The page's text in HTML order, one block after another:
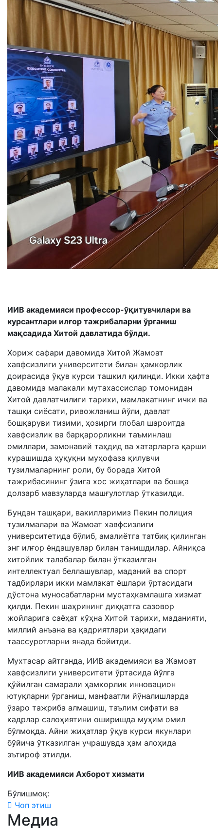
ИИВ академияси профессор-ўқитувчилари ва
курсантлари илғор тажрибаларни ўрганиш
мақсадида Хитой давлатида бўлди.
Хориж сафари давомида Хитой Жамоат
хавфсизлиги университети билан ҳамкорлик
доирасида ўқув курси ташкил қилинди. Икки ҳафта
давомида малакали мутахассислар томонидан
Хитой давлатчилиги тарихи, мамлакатнинг ички ва
ташқи сиёсати, ривожланиш йўли, давлат
бошқаруви тизими, ҳозирги глобал шароитда
хавфсизлик ва барқарорликни таъминлаш
омиллари, замонавий таҳдид ва хатарларга қарши
курашишда ҳуқуқни муҳофаза қилувчи
тузилмаларнинг роли, бу борада Хитой
тажрибасининг ўзига хос жиҳатлари ва бошқа
долзарб мавзуларда машғулотлар ўтказилди.
Бундан ташқари, вакилларимиз Пекин полиция
тузилмалари ва Жамоат хавфсизлиги
университетида бўлиб, амалиётга татбиқ қилинган
энг илғор ёндашувлар билан танишдилар. Айниқса
хитойлик талабалар билан ўтказилган
интеллектуал беллашувлар, маданий ва спорт
тадбирлари икки мамлакат ёшлари ўртасидаги
дўстона муносабатларни мустаҳкамлашга хизмат
қилди. Пекин шаҳрининг диққатга сазовор
жойларига саёҳат кўҳна Хитой тарихи, маданияти,
миллий анъана ва қадриятлари ҳақидаги
таассуротларни янада бойитди.
Мухтасар айтганда, ИИВ академияси ва Жамоат
хавфсизлиги университети ўртасида йўлга
қўйилган самарали ҳамкорлик инновацион
ютуқларни ўрганиш, манфаатли йўналишларда
ўзаро тажриба алмашиш, таълим сифати ва
кадрлар салоҳиятини оширишда муҳим омил
бўлмоқда. Айни жиҳатлар ўқув курси якунлари
бўйича ўтказилган учрашувда ҳам алоҳида
эътироф этилди.
ИИВ академияси Ахборот хизмати
Бўлишмоқ:
Чоп этиш
Медиа